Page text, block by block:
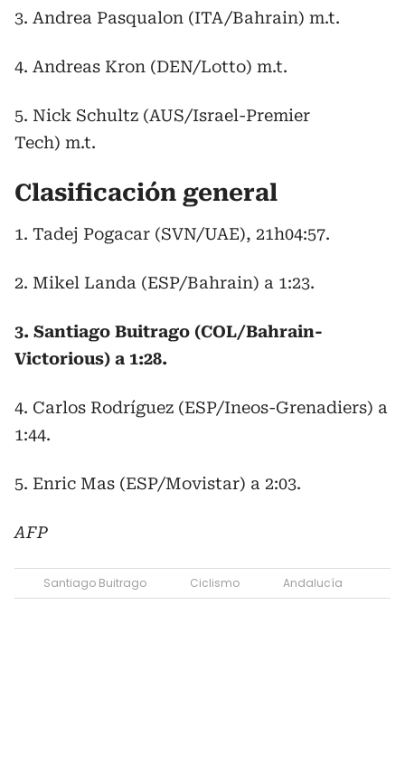
3. Andrea Pasqualon (ITA/Bahrain) m.t.
4. Andreas Kron (DEN/Lotto) m.t.
5. Nick Schultz (AUS/Israel-Premier
Tech) m.t.
Clasificación general
1. Tadej Pogacar (SVN/UAE), 21h04:57.
2. Mikel Landa (ESP/Bahrain) a 1:23.
3. Santiago Buitrago (COL/Bahrain-
Victorious) a 1:28.
4. Carlos Rodríguez (ESP/Ineos-Grenadiers) a
1:44.
5. Enric Mas (ESP/Movistar) a 2:03.
AFP
Santiago Buitrago Ciclismo Andalucía